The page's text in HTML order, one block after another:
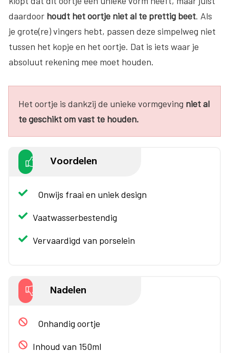
daardoor houdt het oortje niet al te prettig beet. Als
je grote(re) vingers hebt, passen deze simpelweg niet
tussen het kopje en het oortje. Dat is iets waar je
absoluut rekening mee moet houden.
Het oortje is dankzij de unieke vormgeving niet al
te geschikt om vast te houden.
Voordelen
Onwijs fraai en uniek design
Vaatwasserbestendig
Vervaardigd van porselein
Nadelen
Onhandig oortje
Inhoud van 150ml